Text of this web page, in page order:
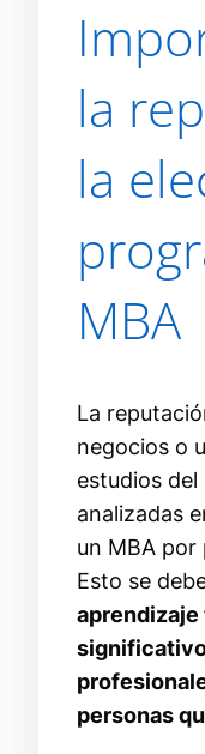
la
la
MBA
La
negocios o
estudios
analizadas
un MBA por
Esto se
personas